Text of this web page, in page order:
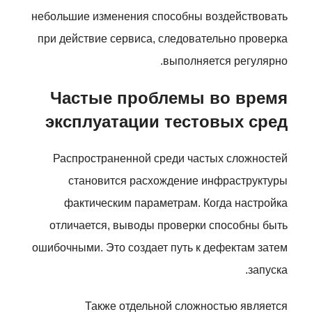
небольшие изменения способны воздействовать
при действие сервиса, следовательно проверка
выполняется регулярно.
Частые проблемы во время
эксплуатации тестовых сред
Распространенной среди частых сложностей
становится расхождение инфраструктуры
фактическим параметрам. Когда настройка
отличается, выводы проверки способны быть
ошибочными. Это создает путь к дефектам затем
запуска.
Также отдельной сложностью является